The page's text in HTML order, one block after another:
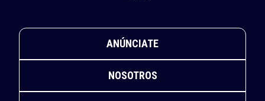
ANÚNCIATE
NOSOTROS